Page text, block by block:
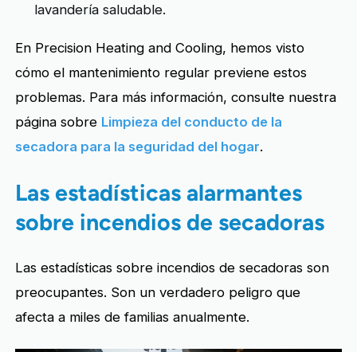
lavandería saludable.
En Precision Heating and Cooling, hemos visto
cómo el mantenimiento regular previene estos
problemas. Para más información, consulte nuestra
página sobre Limpieza del conducto de la
secadora para la seguridad del hogar.
Las estadísticas alarmantes
sobre incendios de secadoras
Las estadísticas sobre incendios de secadoras son
preocupantes. Son un verdadero peligro que
afecta a miles de familias anualmente.